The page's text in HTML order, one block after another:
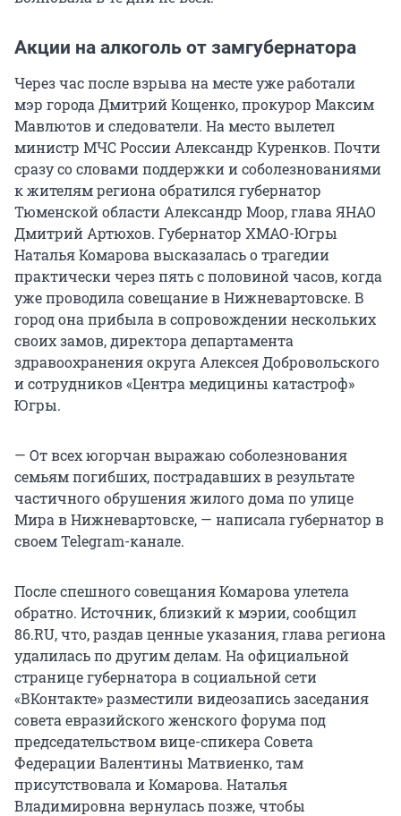
Акции на алкоголь от замгубернатора
Через час после взрыва на месте уже работали
мэр города Дмитрий Кощенко, прокурор Максим
Мавлютов и следователи. На место вылетел
министр МЧС России Александр Куренков. Почти
сразу со словами поддержки и соболезнованиями
к жителям региона обратился губернатор
Тюменской области Александр Моор, глава ЯНАО
Дмитрий Артюхов. Губернатор ХМАО-Югры
Наталья Комарова высказалась о трагедии
практически через пять с половиной часов, когда
уже проводила совещание в Нижневартовске. В
город она прибыла в сопровождении нескольких
своих замов, директора департамента
здравоохранения округа Алексея Добровольского
и сотрудников «Центра медицины катастроф»
Югры.
— От всех югорчан выражаю соболезнования
семьям погибших, пострадавших в результате
частичного обрушения жилого дома по улице
Мира в Нижневартовске, — написала губернатор в
своем Telegram-канале.
После спешного совещания Комарова улетела
обратно. Источник, близкий к мэрии, сообщил
86.RU, что, раздав ценные указания, глава региона
удалилась по другим делам. На официальной
странице губернатора в социальной сети
«ВКонтакте» разместили видеозапись заседания
совета евразийского женского форума под
председательством вице-спикера Совета
Федерации Валентины Матвиенко, там
присутствовала и Комарова. Наталья
Владимировна вернулась позже, чтобы